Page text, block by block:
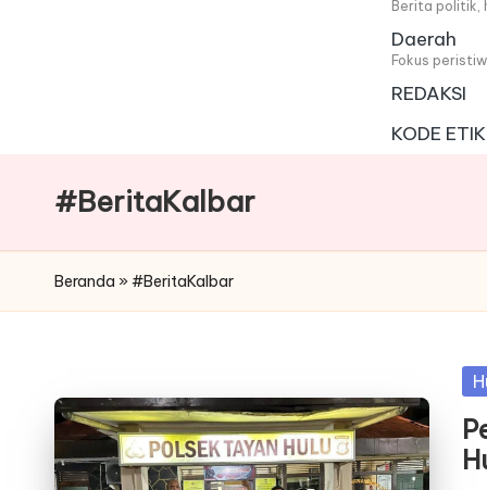
Berita politik,
Daerah
Fokus
REDAKSI
KODE
#BeritaKalbar
Beranda » #BeritaKalbar